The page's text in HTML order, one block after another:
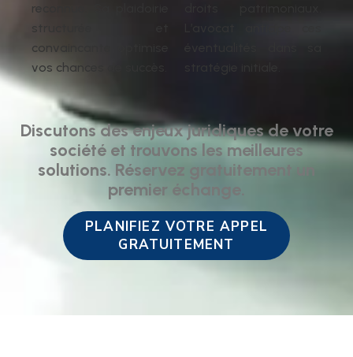
reconnue. Sa plaidoirie
structurée et
convaincante optimise
vos chances de succès.
Discutons des enjeux juridiques de votre
société et trouvons les meilleures
solutions. Réservez gratuitement un
premier échange.
PLANIFIEZ VOTRE APPEL
GRATUITEMENT